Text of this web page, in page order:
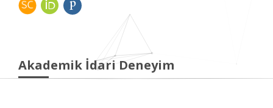
Akademik İdari Deneyim